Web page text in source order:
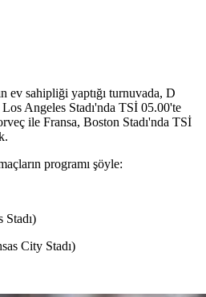
ev sahipliği yaptığı turnuvada, D
Angeles Stadı'nda TSİ 05.00'te
ile Fransa, Boston Stadı'nda TSİ
programı şöyle:
Stadı)
City Stadı)